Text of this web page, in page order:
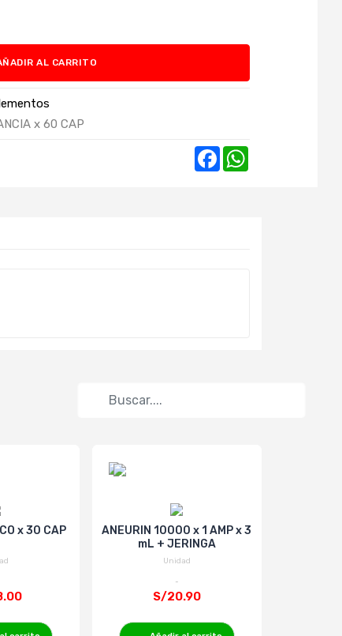
AL CARRITO
x 60 CAP
Facebook
x 30 CAP
ANEURIN 10000 x 1 AMP x 3
mL + JERINGA
Unidad
S/20.90